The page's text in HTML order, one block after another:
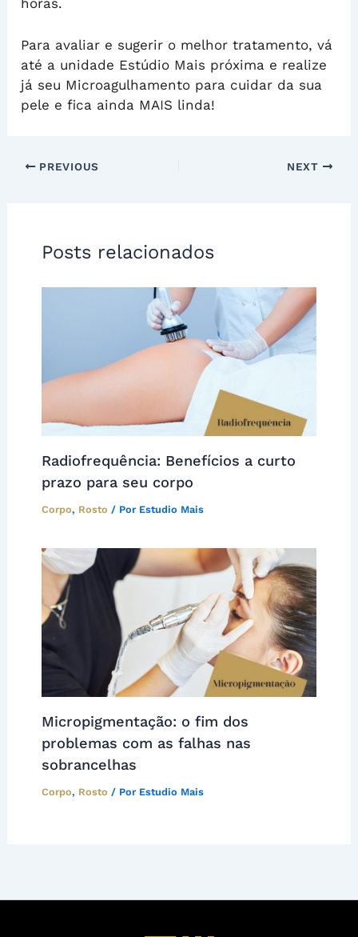
Para avaliar e sugerir o melhor tratamento, vá
até a unidade Estúdio Mais próxima e realize
já seu Microagulhamento para cuidar da sua
pele e fica ainda MAIS linda!
PREVIOUS NEXT
Posts relacionados
Radiofrequência: Benefícios a curto
prazo para seu corpo
Corpo, Rosto / Por Estudio Mais
Micropigmentação: o fim dos
problemas com as falhas nas
sobrancelhas
Corpo, Rosto / Por Estudio Mais